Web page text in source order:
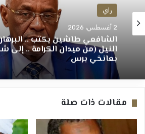
راي
2 أغسطس، 2026
الشافعي طاشين يكتب ..
النيل (من ميدان الكرامة .. إلى
بعانخي برس
مقالات ذات صلة